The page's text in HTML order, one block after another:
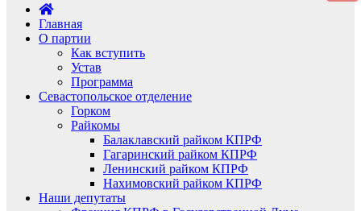
Главная
О партии
Как вступить
Устав
Программа
Севастопольское отделение
Горком
Райкомы
Балаклавский райком КПРФ
Гагаринский райком КПРФ
Ленинский райком КПРФ
Нахимовский райком КПРФ
Наши депутаты